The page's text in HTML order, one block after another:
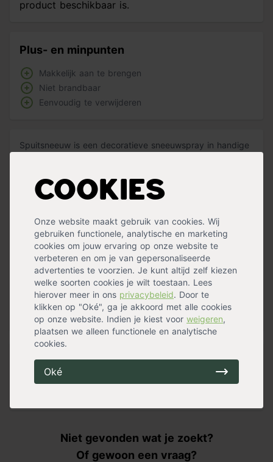
Cookies
Onze website maakt gebruik van cookies. Wij
gebruiken functionele, analytische en marketing
cookies om jouw ervaring op onze website te
verbeteren en om je van gepersonaliseerde
advertenties te voorzien. Je kunt altijd zelf kiezen
welke soorten cookies je wilt toestaan. Lees
hierover meer in ons privacybeleid. Door te
klikken op "Oké", ga je akkoord met alle cookies
op onze website. Indien je kiest voor weigeren,
plaatsen we alleen functionele en analytische
cookies.
Oké
product beschikbaar is.
Plus- en minpunten
Makkelijk aan te brengen
Niet brandbaar
Eenvoudig te verwijderen
Spuitsneeuw is een decoratieve sneeuwspray in handige
De spuitsneeuw is eenvoudig te verwijderen met warm
brandbaar. De spuitsneeuw is verkrijgbaar met een
inhoud van 150 ml
« Lees minder
Gebruiksaanwijzing: Goed schudden voor gebruik en
spuiten op een afstand van 30-40 cm. Bus rechtop
gebruiken. Bewaar en gebruik de bus op
kamertemperatuur.
Specificaties
Geschikt voor
Binnen
Niet gevonden wat je zoekt?
Of gewoon een vraag?